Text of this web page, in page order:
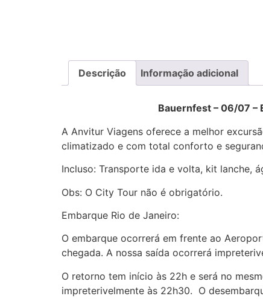
Descrição Informação adicional
Bauernfest – 06/07 –
A Anvitur Viagens oferece a melhor
climatizado e com total conforto e
Incluso: Transporte ida e volta, kit lanche,
Obs: O City Tour não é obrigatório.
Embarque Rio de Janeiro:
O embarque ocorrerá em frente ao
chegada. A nossa saída ocorrerá
O retorno tem início às 22h e será no
impreterivelmente às 22h30. O